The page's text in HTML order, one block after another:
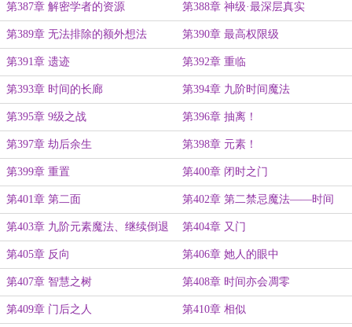
第387章 解密学者的资源 第388章 神级·最深层真实
第389章 无法排除的额外想法 第390章 最高权限级
第391章 遗迹 第392章 重临
第393章 时间的长廊 第394章 九阶时间魔法
第395章 9级之战 第396章 抽离！
第397章 劫后余生 第398章 元素！
第399章 重置 第400章 闭时之门
第401章 第二面 第402章 第二禁忌魔法——时间
第403章 九阶元素魔法、继续倒退
的时空
第404章 又门
第405章 反向 第406章 她人的眼中
第407章 智慧之树 第408章 时间亦会凋零
第409章 门后之人 第410章 相似